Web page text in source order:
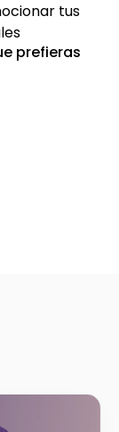
tus
prefieras